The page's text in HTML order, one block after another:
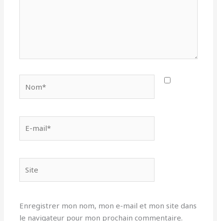
mail*
Enregistrer mon nom, mon e-mail et mon site dans
le navigateur pour mon prochain commentaire.